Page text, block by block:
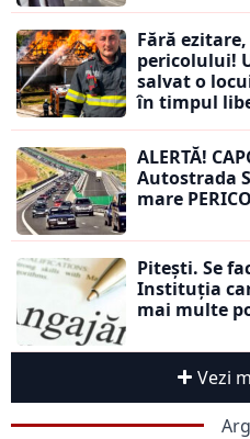
Fără
pericolului!
salvat o
în timpul
ALERTĂ!
Autostrada
mare
Pitești. Se
Instituția
mai multe
Vezi